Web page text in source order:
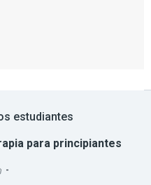
estudiantes
para principiantes
-